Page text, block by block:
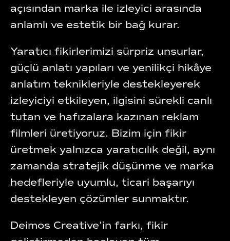
açısından marka ile izleyici arasında
anlamlı ve estetik bir bağ kurar.
Yaratıcı fikirlerimizi sürpriz unsurlar,
güçlü anlatı yapıları ve yenilikçi hikâye
anlatım teknikleriyle destekleyerek
izleyiciyi etkileyen, ilgisini sürekli canlı
tutan ve hafızalara kazınan reklam
filmleri üretiyoruz. Bizim için fikir
üretmek yalnızca yaratıcılık değil, aynı
zamanda stratejik düşünme ve marka
hedefleriyle uyumlu, ticari başarıyı
destekleyen çözümler sunmaktır.
Deimos Creative’in farkı, fikir